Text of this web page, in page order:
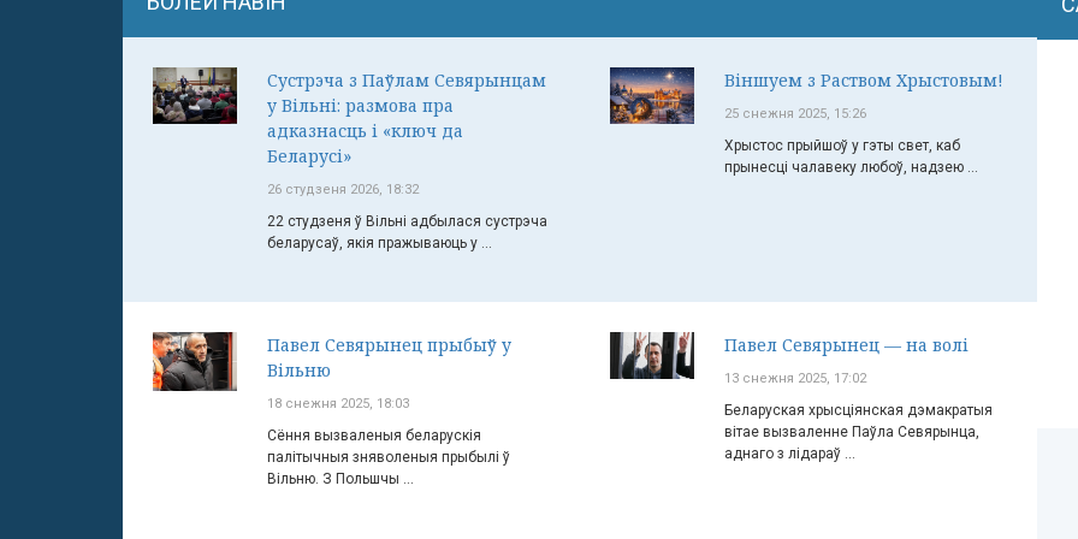
Сустрэча з Паўлам Севярынцам
у Вільні: размова пра
адказнасць і «ключ да
Беларусі»
26 студзеня 2026, 18:32
22 студзеня ў Вільні адбылася сустрэча
беларусаў, якія пражываюць у ...
Віншуем з Раством Хрыстовым!
25 снежня 2025, 15:26
Хрыстос прыйшоў у гэты свет, каб
прынесці чалавеку любоў, надзею ...
Павел Севярынец прыбыў у
Вільню
18 снежня 2025, 18:03
Сёння вызваленыя беларускія
палітычныя зняволеныя прыбылі ў
Вільню. З Польшчы ...
Павел Севярынец — на волі
13 снежня 2025, 17:02
Беларуская хрысціянская дэмакратыя
вітае вызваленне Паўла Севярынца,
аднаго з лідараў ...